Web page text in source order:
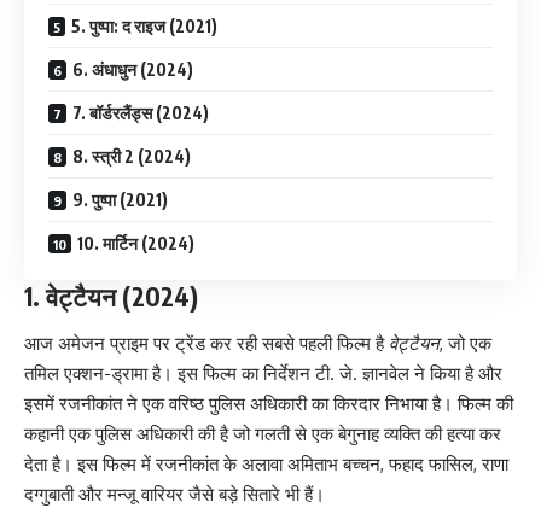
5. पुष्पा: द राइज (2021)
6. अंधाधुन (2024)
7. बॉर्डरलैंड्स (2024)
8. स्त्री 2 (2024)
9. पुष्पा (2021)
10. मार्टिन (2024)
1.वेट्टैयन(2024)
आज अमेजन प्राइम पर ट्रेंड कर रही सबसे पहली फिल्म है वेट्टैयन, जो एक
तमिल एक्शन-ड्रामा है। इस फिल्म का निर्देशन टी. जे. ज्ञानवेल ने किया है और
इसमें रजनीकांत ने एक वरिष्ठ पुलिस अधिकारी का किरदार निभाया है। फिल्म की
कहानी एक पुलिस अधिकारी की है जो गलती से एक बेगुनाह व्यक्ति की हत्या कर
देता है। इस फिल्म में रजनीकांत के अलावा अमिताभ बच्चन, फहाद फासिल, राणा
दग्गुबाती और मन्जू वारियर जैसे बड़े सितारे भी हैं।